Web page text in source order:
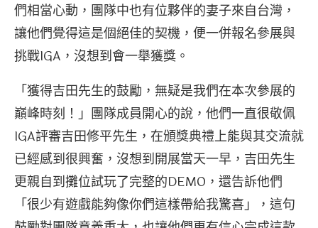
們相當心動，團隊中也有位夥伴的妻子來自台灣，
讓他們覺得這是個絕佳的契機，便一併報名參展與
挑戰IGA，沒想到會一舉獲獎。
「獲得吉田先生的鼓勵，無疑是我們在本次參展的
巔峰時刻！」團隊成員開心的說，他們一直很敬佩
IGA評審吉田修平先生，在頒獎典禮上能與其交流就
已經感到很興奮，沒想到開展當天一早，吉田先生
更親自到攤位試玩了完整的DEMO，還告訴他們
「很少有遊戲能夠像你們這樣帶給我驚喜」，這句